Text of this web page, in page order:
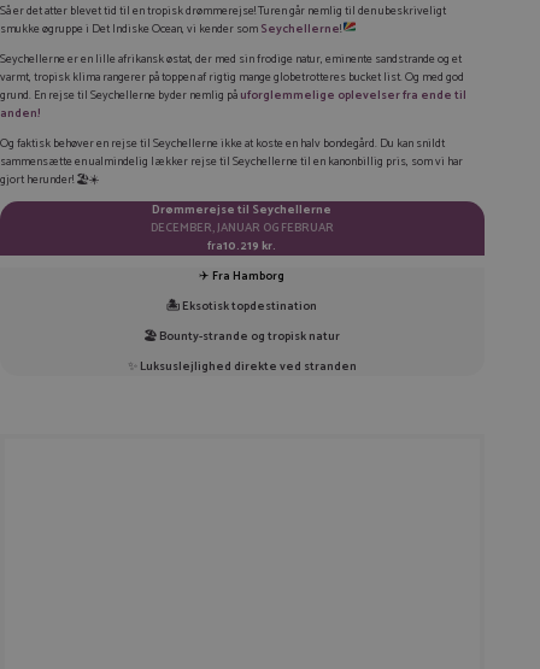
LINKEDIN
TWITTER
KOPIER LINK
Så er det atter blevet tid til en tropisk drømmerejse! Turen går nemlig til den ubeskriveligt
smukke øgruppe i Det Indiske Ocean, vi kender somSeychellerne!
Seychellerne er en lille afrikansk østat, der med sin frodige natur, eminente sandstrande og et
varmt, tropisk klima rangerer på toppen af rigtig mange globetrotteresbucket list. Og med god
grund. En rejse til Seychellerne byder nemlig påuforglemmelige oplevelser fra ende til
anden!
Og faktisk behøver en rejse til Seychellerne ikke at koste en halv bondegård. Du kan snildt
sammensætte en ualmindelig lækker rejse til Seychellerne til en kanonbillig pris, som vi har
gjort herunder! 🏖️☀️
Drømmerejse til Seychellerne
DECEMBER, JANUAR OG FEBRUAR
fra10.219 kr.
✈️ Fra Hamborg
🏝️ Eksotisk topdestination
🏖️ Bounty-strande og tropisk natur
✨Luksuslejlighed direkte ved stranden